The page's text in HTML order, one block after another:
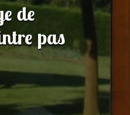
de
pas